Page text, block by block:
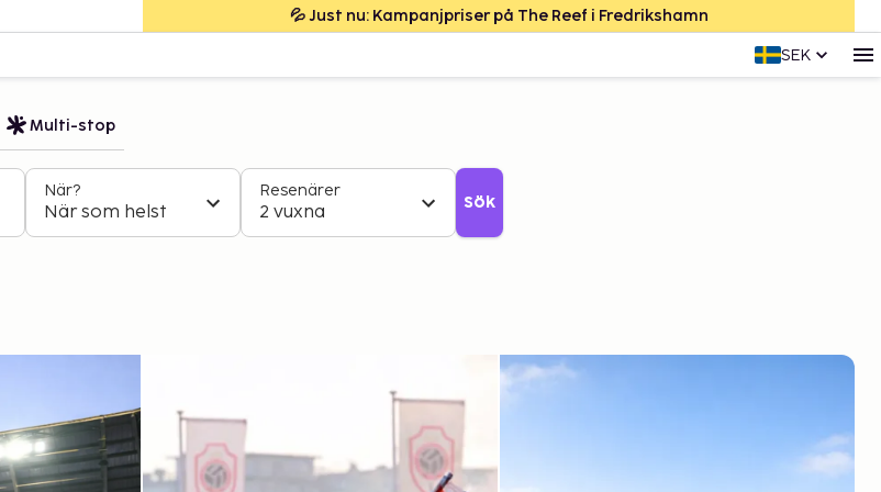
💦 Just nu: Kampanjpriser på The Reef i Fredrikshamn
SEK
Multi-stop
När?
När som helst
Resenärer
2 vuxna Sök